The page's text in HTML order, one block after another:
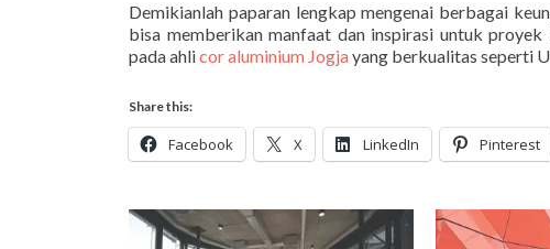
Demikianlah paparan lengkap mengenai berbagai
bisa memberikan manfaat dan inspirasi untuk
pada ahlicor aluminium Jogjayang berkualitas seperti
Share this:
Facebook X LinkedIn Pinterest